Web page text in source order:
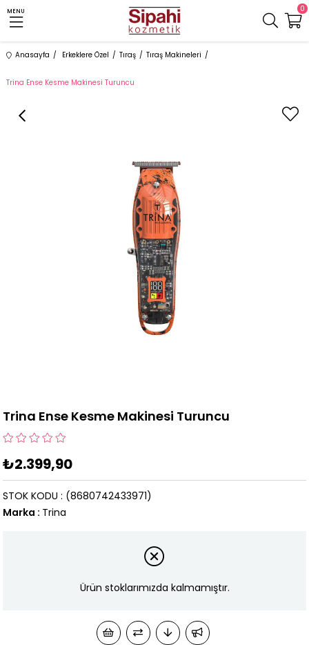
MENU 0
Anasayfa Erkeklere Özel Tıraş Tıraş Makineleri
Trina Ense Kesme Makinesi Turuncu
Trina Ense Kesme Makinesi Turuncu
₺2.399,90
STOK KODU
(8680742433971)
Marka : Trina
Ürün stoklarımızda kalmamıştır.